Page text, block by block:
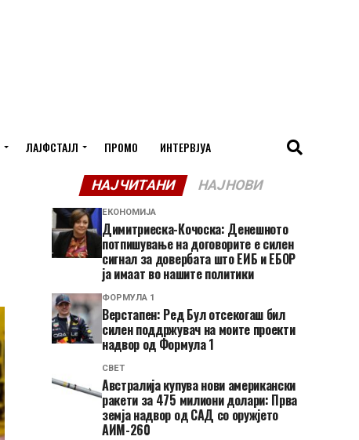
ЛАЈФСТАЈЛ ПРОМО ИНТЕРВЈУА
НАЈЧИТАНИ НАЈНОВИ
ЕКОНОМИЈА
Димитриеска-Кочоска: Денешното
потпишување на договорите е силен
сигнал за довербата што ЕИБ и ЕБОР
ја имаат во нашите политики
ФОРМУЛА 1
Верстапен: Ред Бул отсекогаш бил
силен поддржувач на моите проекти
надвор од Формула 1
СВЕТ
Австралија купува нови американски
ракети за 475 милиони долари: Прва
земја надвор од САД со оружјето
АИМ-260